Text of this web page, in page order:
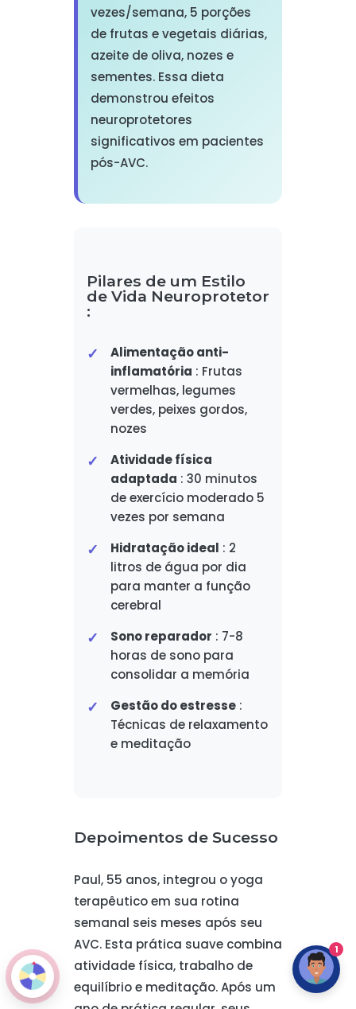
vezes/semana, 5 porções
de frutas e vegetais diárias,
azeite de oliva, nozes e
sementes. Essa dieta
demonstrou efeitos
neuroprotetores
significativos em pacientes
pós-AVC.
Pilares de um Estilo
de Vida Neuroprotetor
:
Alimentação anti-
inflamatória : Frutas
vermelhas, legumes
verdes, peixes gordos,
nozes
Atividade física
adaptada : 30 minutos
de exercício moderado 5
vezes por semana
Hidratação ideal : 2
litros de água por dia
para manter a função
cerebral
Sono reparador : 7-8
horas de sono para
consolidar a memória
Gestão do estresse:
Técnicas de relaxamento
e meditação
Depoimentos de Sucesso
Paul, 55 anos, integrou o yoga
terapêutico em sua rotina
semanal seis meses após seu
AVC. Esta prática suave combina
atividade física, trabalho de
equilíbrio e meditação. Após um
1